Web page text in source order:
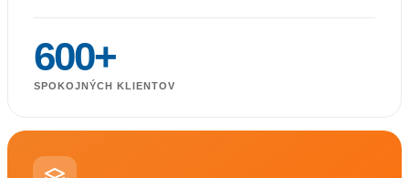
600+
SPOKOJNÝCH KLIENTOV